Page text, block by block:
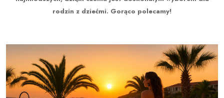
rodzin z dziećmi. Gorąco polecamy!